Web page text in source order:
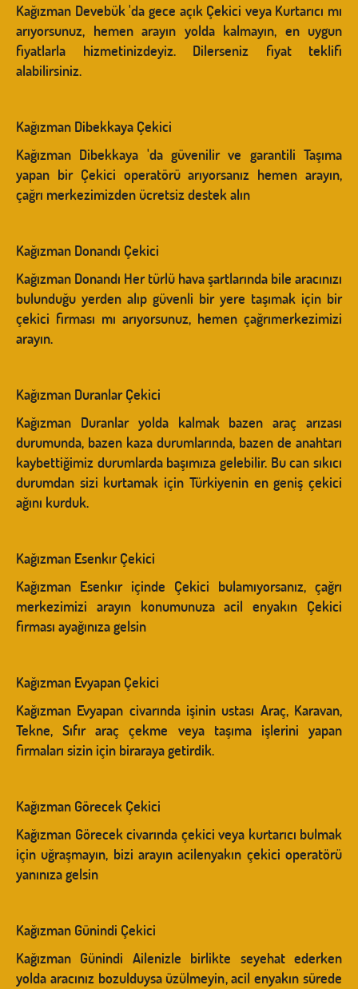
Kağızman Devebük 'da gece açık Çekici veya Kurtarıcı mı
arıyorsunuz, hemen arayın yolda kalmayın, en uygun
fiyatlarla hizmetinizdeyiz. Dilerseniz fiyat teklifi
alabilirsiniz.
Kağızman Dibekkaya Çekici
Kağızman Dibekkaya 'da güvenilir ve garantili Taşıma
yapan bir Çekici operatörü arıyorsanız hemen arayın,
çağrı merkezimizden ücretsiz destek alın
Kağızman Donandı Çekici
Kağızman Donandı Her türlü hava şartlarında bile aracınızı
bulunduğu yerden alıp güvenli bir yere taşımak için bir
çekici firması mı arıyorsunuz, hemen çağrımerkezimizi
arayın.
Kağızman Duranlar Çekici
Kağızman Duranlar yolda kalmak bazen araç arızası
durumunda, bazen kaza durumlarında, bazen de anahtarı
kaybettiğimiz durumlarda başımıza gelebilir. Bu can sıkıcı
durumdan sizi kurtamak için Türkiyenin en geniş çekici
ağını kurduk.
Kağızman Esenkır Çekici
Kağızman Esenkır içinde Çekici bulamıyorsanız, çağrı
merkezimizi arayın konumunuza acil enyakın Çekici
firması ayağınıza gelsin
Kağızman Evyapan Çekici
Kağızman Evyapan civarında işinin ustası Araç, Karavan,
Tekne, Sıfır araç çekme veya taşıma işlerini yapan
firmaları sizin için biraraya getirdik.
Kağızman Görecek Çekici
Kağızman Görecek civarında çekici veya kurtarıcı bulmak
için uğraşmayın, bizi arayın acilenyakın çekici operatörü
yanınıza gelsin
Kağızman Günindi Çekici
Kağızman Günindi Ailenizle birlikte seyehat ederken
yolda aracınız bozulduysa üzülmeyin, acil enyakın sürede